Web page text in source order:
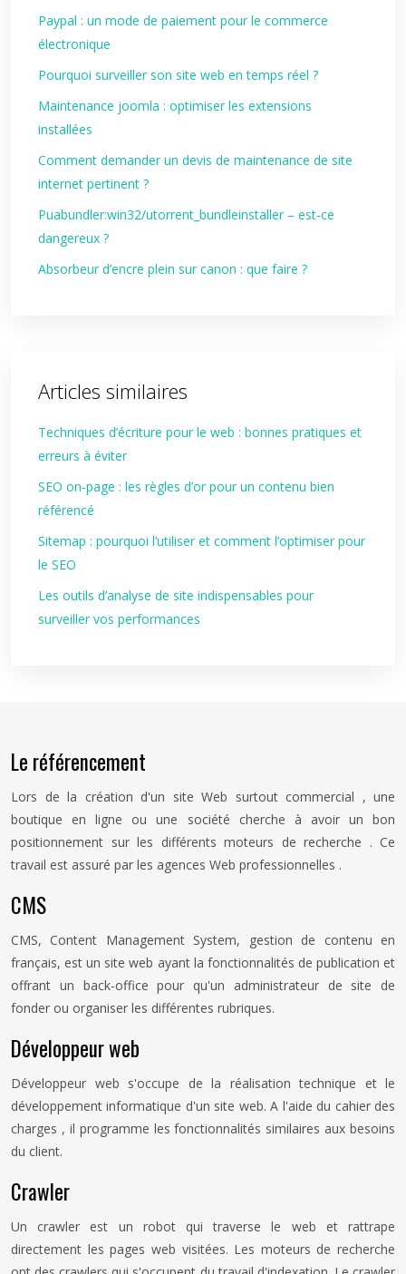
Paypal : un mode de paiement pour le commerce
électronique
Pourquoi surveiller son site web en temps réel ?
Maintenance joomla : optimiser les extensions
installées
Comment demander un devis de maintenance de site
internet pertinent ?
Puabundler:win32/utorrent_bundleinstaller – est‑ce
dangereux ?
Absorbeur d’encre plein sur canon : que faire ?
Articles similaires
Techniques d’écriture pour le web : bonnes pratiques et
erreurs à éviter
SEO on-page : les règles d’or pour un contenu bien
référencé
Sitemap : pourquoi l’utiliser et comment l’optimiser pour
le SEO
Les outils d’analyse de site indispensables pour
surveiller vos performances
Le référencement
Lors de la création d'un site Web surtout commercial , une
boutique en ligne ou une société cherche à avoir un bon
positionnement sur les différents moteurs de recherche . Ce
travail est assuré par les agences Web professionnelles .
CMS
CMS, Content Management System, gestion de contenu en
français, est un site web ayant la fonctionnalités de publication et
offrant un back-office pour qu'un administrateur de site de
fonder ou organiser les différentes rubriques.
Développeur web
Développeur web s'occupe de la réalisation technique et le
développement informatique d'un site web. A l'aide du cahier des
charges , il programme les fonctionnalités similaires aux besoins
du client.
Crawler
Un crawler est un robot qui traverse le web et rattrape
directement les pages web visitées. Les moteurs de recherche